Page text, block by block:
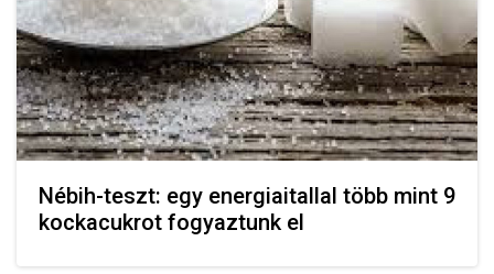
Nébih-teszt: egy energiaitallal több mint 9
kockacukrot fogyaztunk el